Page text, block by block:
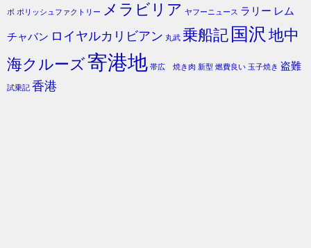
ボ ポリッシュファクトリー メラビリア ヤフーニュース ラリー レム
チャバン ロイヤルカリビアン 丸武 乗船記 国沢 地中
海クルーズ寄港地 帯広 焼き肉 新型 燃費良い 玉子焼き 盗難
試乗記 香港